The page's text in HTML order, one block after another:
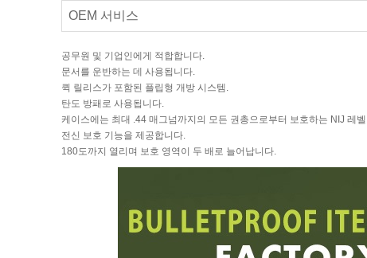
OEM 서비스
공무원 및 기업인에게 적합합니다.
문서를 운반하는 데 사용됩니다.
퀵 릴리스가 포함된 플립형 개방 시스템.
탄도 방패로 사용됩니다.
케이스에는 최대 .44 매그넘까지의 모든 권총으로부터 보호하는 NIJ 레
전신 보호 기능을 제공합니다.
180도까지 열리며 보호 영역이 두 배로 늘어납니다.